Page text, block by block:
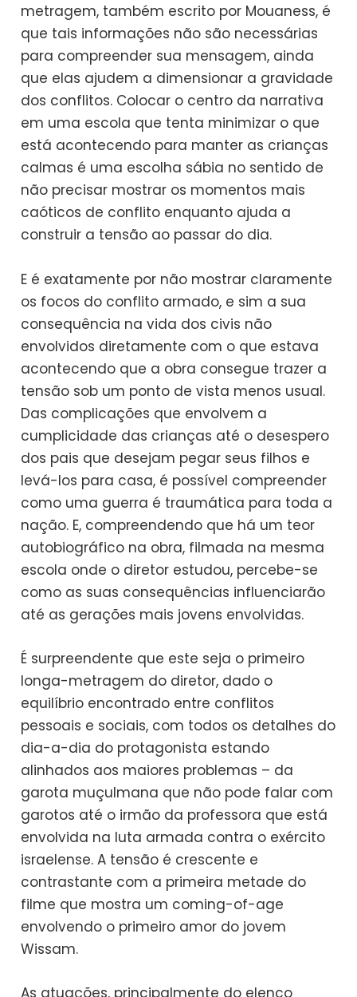
metragem, também escrito por Mouaness, é
que tais informações não são necessárias
para compreender sua mensagem, ainda
que elas ajudem a dimensionar a gravidade
dos conflitos. Colocar o centro da narrativa
em uma escola que tenta minimizar o que
está acontecendo para manter as crianças
calmas é uma escolha sábia no sentido de
não precisar mostrar os momentos mais
caóticos de conflito enquanto ajuda a
construir a tensão ao passar do dia.
E é exatamente por não mostrar claramente
os focos do conflito armado, e sim a sua
consequência na vida dos civis não
envolvidos diretamente com o que estava
acontecendo que a obra consegue trazer a
tensão sob um ponto de vista menos usual.
Das complicações que envolvem a
cumplicidade das crianças até o desespero
dos pais que desejam pegar seus filhos e
levá-los para casa, é possível compreender
como uma guerra é traumática para toda a
nação. E, compreendendo que há um teor
autobiográfico na obra, filmada na mesma
escola onde o diretor estudou, percebe-se
como as suas consequências influenciarão
até as gerações mais jovens envolvidas.
É surpreendente que este seja o primeiro
longa-metragem do diretor, dado o
equilíbrio encontrado entre conflitos
pessoais e sociais, com todos os detalhes do
dia-a-dia do protagonista estando
alinhados aos maiores problemas – da
garota muçulmana que não pode falar com
garotos até o irmão da professora que está
envolvida na luta armada contra o exército
israelense. A tensão é crescente e
contrastante com a primeira metade do
filme que mostra um coming-of-age
envolvendo o primeiro amor do jovem
Wissam.
As atuações, principalmente do elenco